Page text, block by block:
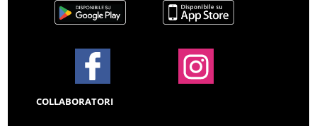
COLLABORATORI